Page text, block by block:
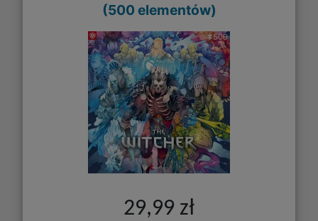
(500 elementów)
29,99 zł